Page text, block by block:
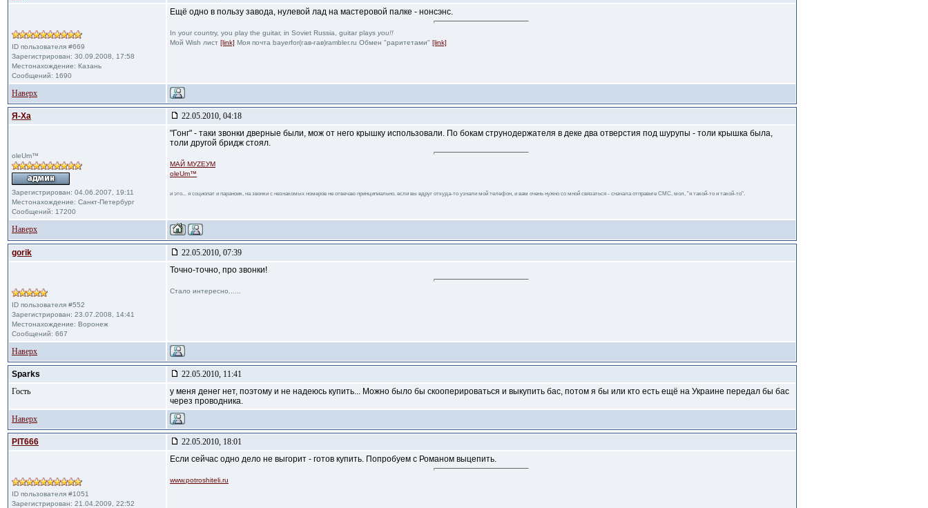
ID пользователя #669
Зарегистрирован: 30.09.2008, 17:58
Местонахождение: Казань
Сообщений: 1690
Ещё одно в пользу завода, нулевой лад на мастеровой палке - нонсэнс.
In your country, you play the guitar, in Soviet Russia, guitar plays you!!
Мой Wish лист [link] Моя почта bayerfor(гав-гав)rambler.ru Обмен "раритетами" [link]
Наверх
Я-Ха 22.05.2010, 04:18
oleUm™
Зарегистрирован: 04.06.2007, 19:11
Местонахождение: Санкт-Петербург
Сообщений: 17200
"Гонг" - таки звонки дверные были, мож от него крышку использовали. По бокам струнодержателя в деке два отверстия под шурупы - толи крышка была,
толи другой бридж стоял.
МАЙ МУZЕУМ
oleUm™
и это... я социопат и параноик, на звонки с незнакомых номеров не отвечаю принципиально. если вы вдруг откуда-то узнали мой телефон, и вам очень нужно со мной связаться - сначала отправьте СМС, мол, "я такой-то и такой-то".
Наверх
gorik 22.05.2010, 07:39
ID пользователя #552
Зарегистрирован: 23.07.2008, 14:41
Местонахождение: Воронеж
Сообщений: 667
Точно-точно, про звонки!
Стало интересно......
Наверх
Sparks
22.05.2010, 11:41
Гость
у меня денег нет, поэтому и не надеюсь купить... Можно было бы скооперироваться и выкупить бас, потом я бы или кто есть ещё на Украине передал бы бас
через проводника.
Наверх
PIT666 22.05.2010, 18:01
ID пользователя #1051
Зарегистрирован: 21.04.2009, 22:52
Если сейчас одно дело не выгорит - готов купить. Попробуем с Романом выцепить.
www.potroshiteli.ru